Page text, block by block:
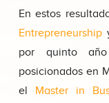
En estos
Entrepreneurship
por quinto
posicionados en
el Master in